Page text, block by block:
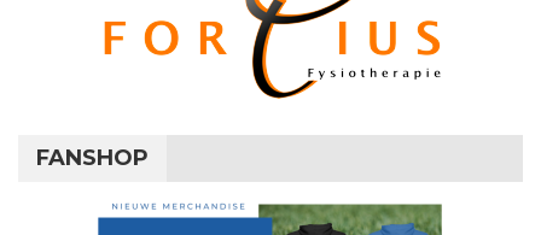
FANSHOP